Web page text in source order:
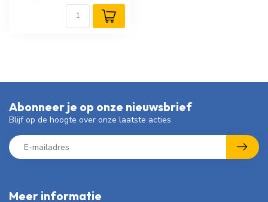
Meer informatie
Abonneer je op onze nieuwsbrief
Blijf op de hoogte over onze laatste acties